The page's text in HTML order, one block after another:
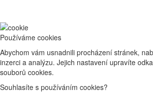
Používáme cookies
Abychom vám usnadnili procházení stránek,
inzerci a analýzu. Jejich nastavení upravíte
souborů cookies.
Souhlasíte s používáním cookies?